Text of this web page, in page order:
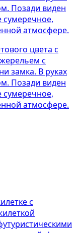
цвета с
с
замка. В руках
Позади виден
атмосфере.